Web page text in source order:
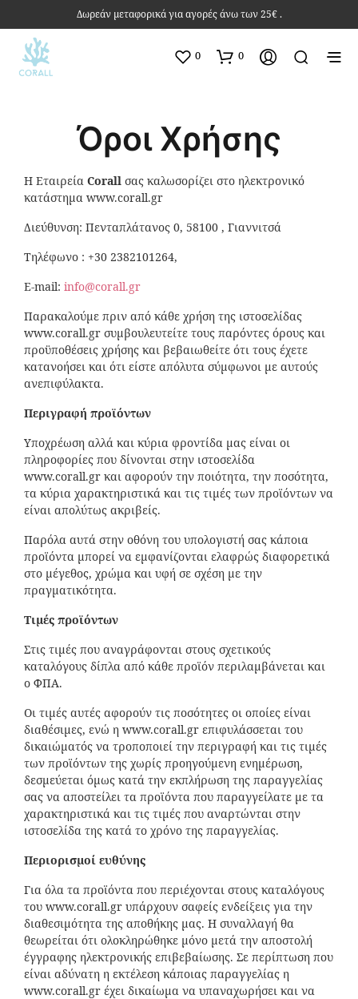
Δωρεάν μεταφορικά για αγορές άνω των 25€ .
0 0
Όροι Χρήσης
Η Εταιρεία Corall σας καλωσορίζει στο ηλεκτρονικό
κατάστημα www.corall.gr
Διεύθυνση: Πενταπλάτανος 0, 58100 , Γιαννιτσά
Τηλέφωνο : +30 2382101264,
E-mail: info@corall.gr
Παρακαλούμε πριν από κάθε χρήση της ιστοσελίδας
www.corall.gr συμβουλευτείτε τους παρόντες όρους και
προϋποθέσεις χρήσης και βεβαιωθείτε ότι τους έχετε
κατανοήσει και ότι είστε απόλυτα σύμφωνοι με αυτούς
ανεπιφύλακτα.
Περιγραφή προϊόντων
Υποχρέωση αλλά και κύρια φροντίδα μας είναι οι
πληροφορίες που δίνονται στην ιστοσελίδα
www.corall.gr και αφορούν την ποιότητα, την ποσότητα,
τα κύρια χαρακτηριστικά και τις τιμές των προϊόντων να
είναι απολύτως ακριβείς.
Παρόλα αυτά στην οθόνη του υπολογιστή σας κάποια
προϊόντα μπορεί να εμφανίζονται ελαφρώς διαφορετικά
στο μέγεθος, χρώμα και υφή σε σχέση με την
πραγματικότητα.
Τιμές προϊόντων
Στις τιμές που αναγράφονται στους σχετικούς
καταλόγους δίπλα από κάθε προϊόν περιλαμβάνεται και
ο ΦΠΑ.
Οι τιμές αυτές αφορούν τις ποσότητες οι οποίες είναι
διαθέσιμες, ενώ η www.corall.gr επιφυλάσσεται του
δικαιώματός να τροποποιεί την περιγραφή και τις τιμές
των προϊόντων της χωρίς προηγούμενη ενημέρωση,
δεσμεύεται όμως κατά την εκπλήρωση της παραγγελίας
σας να αποστείλει τα προϊόντα που παραγγείλατε με τα
χαρακτηριστικά και τις τιμές που αναρτώνται στην
ιστοσελίδα της κατά το χρόνο της παραγγελίας.
Περιορισμοί ευθύνης
Για όλα τα προϊόντα που περιέχονται στους καταλόγους
του www.corall.gr υπάρχουν σαφείς ενδείξεις για την
διαθεσιμότητα της αποθήκης μας. Η συναλλαγή θα
θεωρείται ότι ολοκληρώθηκε μόνο μετά την αποστολή
έγγραφης ηλεκτρονικής επιβεβαίωσης. Σε περίπτωση που
είναι αδύνατη η εκτέλεση κάποιας παραγγελίας η
www.corall.gr έχει δικαίωμα να υπαναχωρήσει και να